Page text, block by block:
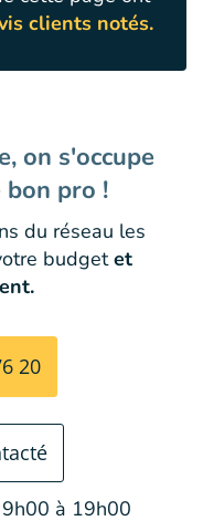
clients notés.
on s'occupe
pro !
du réseau les
budgetet
20
à 19h00